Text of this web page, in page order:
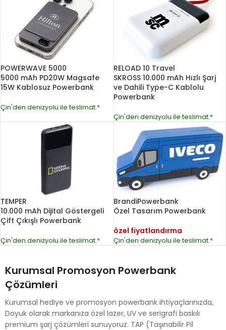
POWERWAVE 5000
5000 mAh PD20W Magsafe
15W Kablosuz Powerbank
Çin'den denizyolu ile teslimat.*
RELOAD 10 Travel
SKROSS 10.000 mAh Hızlı Şarj
ve Dahili Type-C Kablolu
Powerbank
Çin'den denizyolu ile teslimat.*
TEMPER
10.000 mAh Dijital Göstergeli
Çift Çıkışlı Powerbank
Çin'den denizyolu ile teslimat.*
BrandiPowerbank
Özel Tasarım Powerbank
özel fiyatlandırma
Çin'den denizyolu ile teslimat.*
Kurumsal Promosyon Powerbank
Çözümleri
Kurumsal hediye ve promosyon powerbank ihtiyaçlarınızda,
Doyuk olarak markanıza özel lazer, UV ve serigrafi baskılı
premium şarj çözümleri sunuyoruz. TAP (Taşınabilir Pil